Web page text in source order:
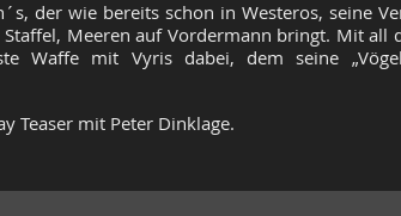
der wie bereits schon in Westeros, seine
Meeren auf Vordermann bringt. Mit all
Waffe mit Vyris dabei, dem seine
Teaser mit Peter Dinklage.